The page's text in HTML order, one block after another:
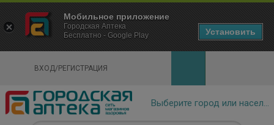
ВХОД/РЕГИСТРАЦИЯ
×
Городская Аптека Маркетплейс
- In Google Play
Мобильное приложение
Городская Аптека
Бесплатно - Google Play
Установить